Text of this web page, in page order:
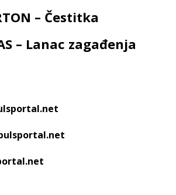
– Čestitka
– Lanac zagađenja